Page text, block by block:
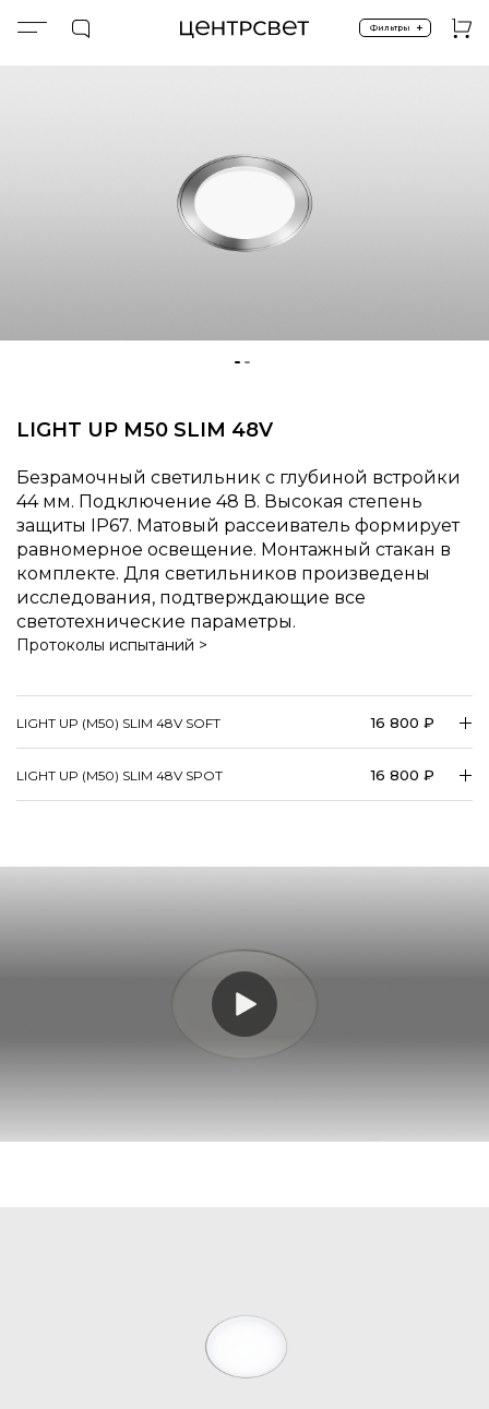
Фильтры +
LIGHT UP M50 SLIM 48V
Безрамочный светильник с глубиной встройки
44 мм. Подключение 48 В. Высокая степень
защиты IP67. Матовый рассеиватель формирует
равномерное освещение. Монтажный стакан в
комплекте. Для светильников произведены
исследования, подтверждающие все
светотехнические параметры.
Протоколы испытаний >
LIGHT UP (M50) SLIM 48V SOFT 16 800 ₽
LIGHT UP (M50) SLIM 48V SPOT 16 800 ₽